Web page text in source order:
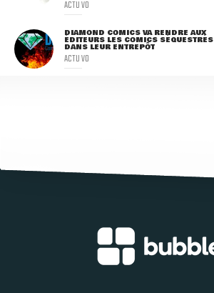
ACTU VO
DIAMOND COMICS VA RENDRE AUX
ÉDITEURS LES COMICS SÉQUESTRÉS
DANS LEUR ENTREPÔT
ACTU VO